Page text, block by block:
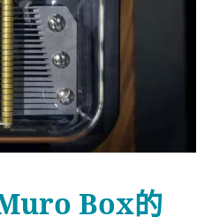
Box的